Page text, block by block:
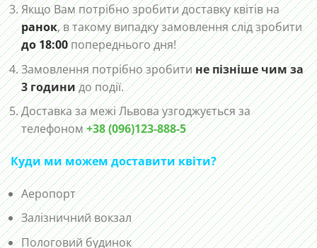
Якщо Вам потрібно зробити доставку квітів на
ранок, в такому випадку замовлення слід зробити
до 18:00попереднього дня!
Замовлення потрібно зробитине пізніше чим за
3 годинидо події.
Доставка за межі Львова узгоджується за
телефоном+38 (096)123-888-5
Куди ми можем доставити квіти?
Аеропорт
Залізничний вокзал
Пологовий будинок